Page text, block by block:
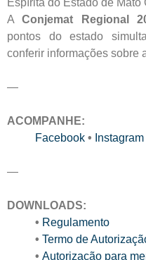
Espírita do Estado de Mato
AConjemat Regional
pontos do estado
conferir informações sobre
—
ACOMPANHE:
Facebook • Instagram
—
DOWNLOADS:
• Regulamento
• Termo de
• Autorização para